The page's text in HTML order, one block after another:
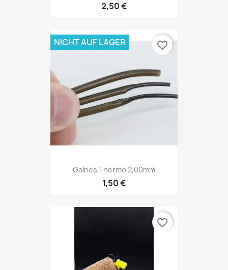
2,50 €
Gaines Thermo 2,00mm
1,50 €
NICHT AUF LAGER favorite_border
favorite_border